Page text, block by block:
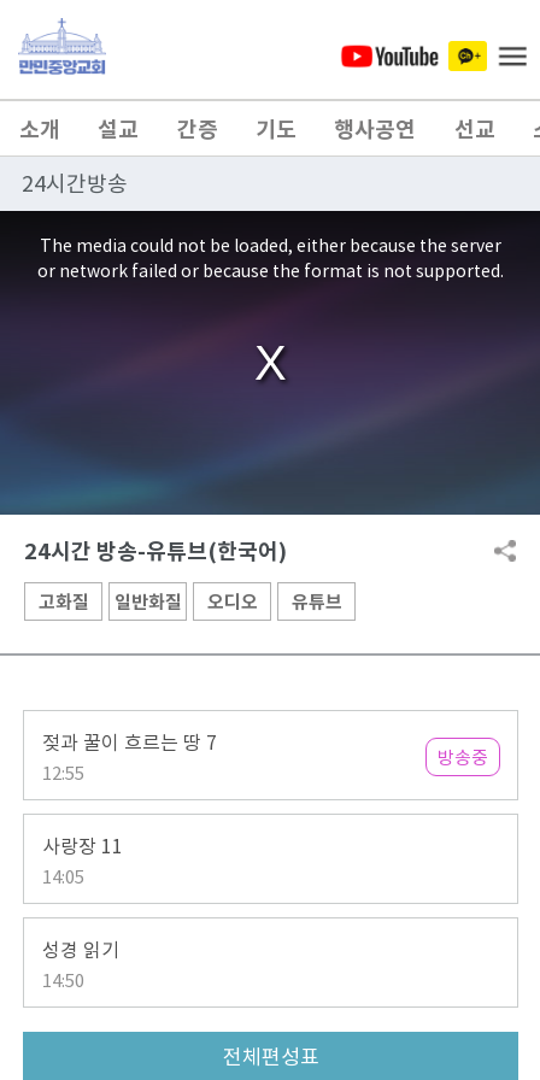
소개 설교 간증 기도 행사공연 선교
24시간방송
window.
The media could not be loaded, either because the server
or network failed or because the format is not supported.
24시간 방송-유튜브(한국어)
고화질 일반화질 오디오 유튜브
젖과 꿀이 흐르는 땅 7
방송중
12:55
사랑장 11
14:05
성경 읽기
14:50
전체편성표